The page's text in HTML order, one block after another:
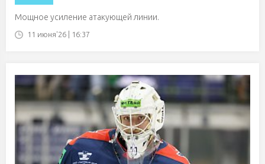
Мощное усиление атакующей линии.
11 июня'26 | 16:37